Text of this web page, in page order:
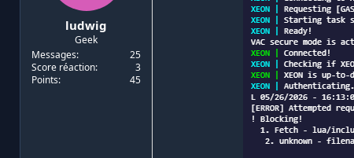
ludwig
Geek
Messages
25
Score réaction
3
Points
45